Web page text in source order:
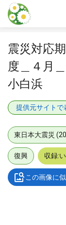
本文に飛ぶ
震災対応
度＿４月
小白浜
提供元サイトで
東日本大震災
復興 収録:
この画像に